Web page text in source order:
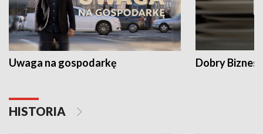
Uwaga na gospodarkę Dobry Biznes
HISTORIA